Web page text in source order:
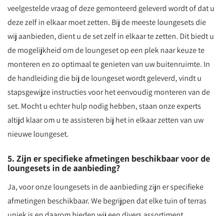
veelgestelde vraag of deze gemonteerd geleverd wordt of dat u
deze zelf in elkaar moet zetten. Bij de meeste loungesets die
wij aanbieden, dient u de set zelf in elkaar te zetten. Dit biedt u
de mogelijkheid om de loungeset op een plek naar keuze te
monteren en zo optimaal te genieten van uw buitenruimte. In
de handleiding die bij de loungeset wordt geleverd, vindt u
stapsgewijze instructies voor het eenvoudig monteren van de
set. Mocht u echter hulp nodig hebben, staan onze experts
altijd klaar om u te assisteren bij het in elkaar zetten van uw
nieuwe loungeset.
5. Zijn er specifieke afmetingen beschikbaar voor de
loungesets in de aanbieding?
Ja, voor onze loungesets in de aanbieding zijn er specifieke
afmetingen beschikbaar. We begrijpen dat elke tuin of terras